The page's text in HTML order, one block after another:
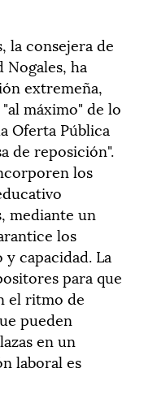
la consejera de
ha
extremeña,
máximo" de lo
Oferta Pública
de reposición".
los
mediante un
los
capacidad. La
para que
el ritmo de
pueden
en un
laboral es